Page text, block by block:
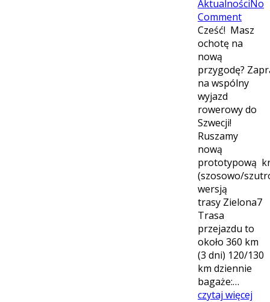
AktualnościNo
Comment
Cześć! Masz
ochotę na
nową
przygodę?
na wspólny
wyjazd
rowerowy do
Szwecji!
Ruszamy
nową
prototypową
(szosowo/
wersją
trasy Zielona7
Trasa
przejazdu to
około 360 km
(3 dni) 120/130
km dziennie
bagaże:…
czytaj więcej